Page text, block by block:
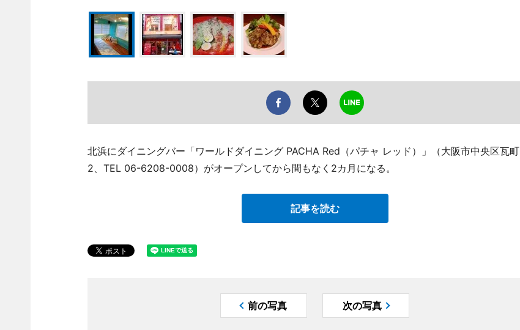
北浜にダイニングバー「ワールドダイニング PACHA Red（パチャ レッド）」（大阪市中央区瓦町
2、TEL 06-6208-0008）がオープンしてから間もなく2カ月になる。
記事を読む
前の写真 次の写真